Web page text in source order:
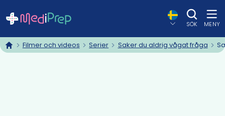
SÖK MENY
hem Filmer och videos Serier Saker du aldrig vågat fråga